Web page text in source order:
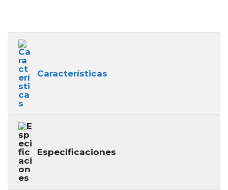
Características
Especificaciones